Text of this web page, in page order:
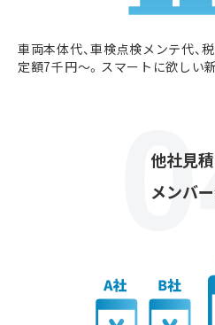
車両本体代、車検点検メンテ代、
定額7千円〜。スマートに欲しい
他社見
メンバ